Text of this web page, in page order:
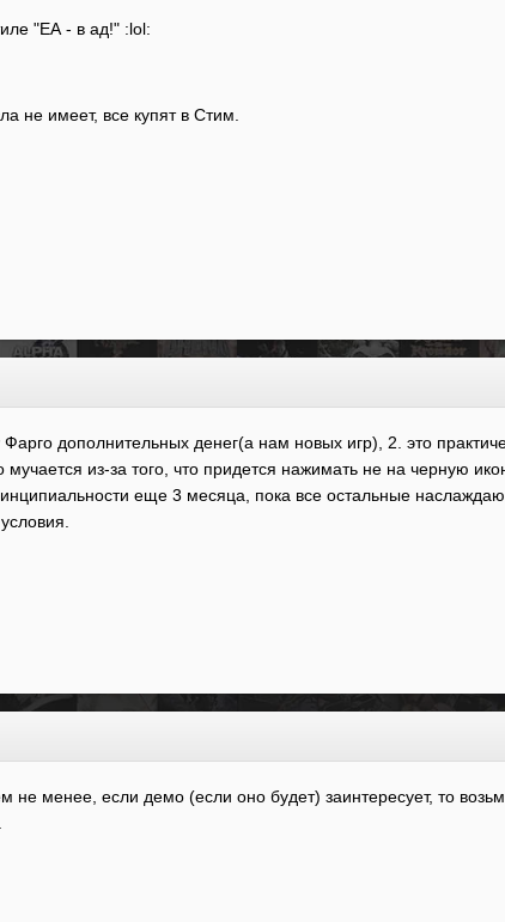
"ЕА - в ад!" :lol:
не имеет, все купят в Стим.
дополнительных денег(а нам новых игр), 2. это
мучается из-за того, что придется нажимать не на черную
еще 3 месяца, пока все остальные
не менее, если демо (если оно будет) заинтересует, то